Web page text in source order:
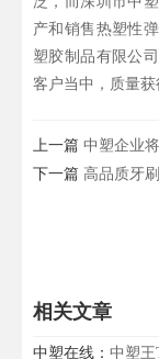
产和销售热塑性
塑胶制品有限公
客户当中，质量获
上一篇 中塑企业
下一篇 高品质牙
相关文章
中塑在线： 中塑王